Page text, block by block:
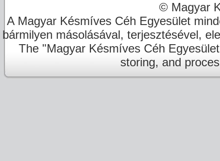
© Magyar
A Magyar Késmíves Céh Egyesület
bármilyen másolásával, terjesztésével,
The "Magyar Késmíves Céh
storing, and